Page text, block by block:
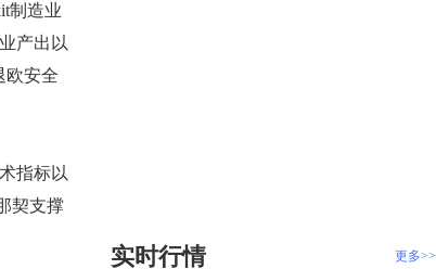
制造业
产出以
欧安全
指标以
契支撑
更多>>
实时行情